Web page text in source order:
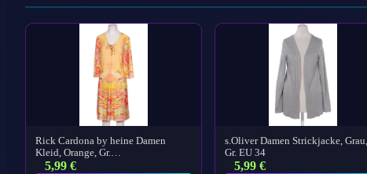
Rick Cardona by heine Damen
Kleid, Orange, Gr.…
5,99 €
s.Oliver Damen Strickjacke, Grau,
Gr. EU 34
5,99 €